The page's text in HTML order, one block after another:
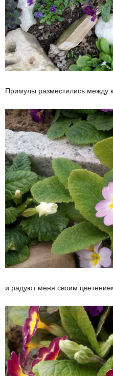
Примулы разместились между
и радуют меня своим